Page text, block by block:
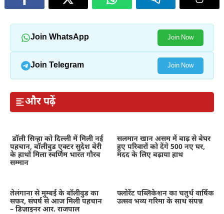
Join WhatsApp Join Now
Join Telegram Join Now
और पढ़ें
डॉली सिन्हा को दिल्ली में मिली नई
पहचान, बॉलीवुड एक्टर सुदेश बेरी
के हाथों मिला स्वर्णिम भारत गौरव
सम्मान
सलमान खान असम में बाढ़ से बेघर
हुए परिवारों को देंगे 500 नए घर,
मदद के लिए बढ़ाया हाथ
तेलंगाना से मुम्बई के बॉलीवुड का
सफर, संघर्ष से आज मिली पहचान
– डिज़ाइनर आर. राजपाल
फ्लोरेंट पब्लिकेशन का चतुर्थ वार्षिक
उत्सव भव्य गरिमा के साथ संपन्न